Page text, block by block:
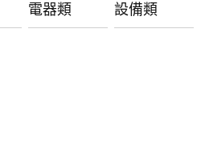
電器類 設備類